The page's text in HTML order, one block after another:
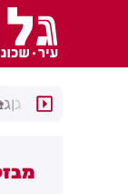
רמת גן
"קאמפ בהדרים":
סוגרים את הקיץ